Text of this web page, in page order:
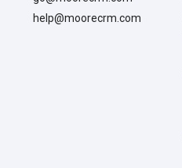
help@moorecrm.com